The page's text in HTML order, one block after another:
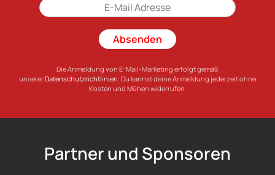
Absenden
Die Anmeldung von E-Mail-Marketing erfolgt gemäß
unsererDatenschutzrichtlinien. Du kannst deine Anmeldung jederzeit ohne
Kosten und Mühen widerrufen.
Partner und Sponsoren